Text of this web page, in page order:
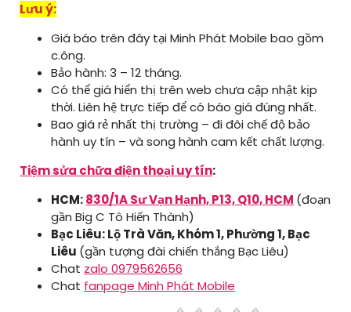
Lưu ý:
Giá báo trên đây tại Minh Phát Mobile bao gồm
c.ông.
Bảo hành: 3 – 12 tháng.
Có thể giá hiển thị trên web chưa cập nhật kịp
thời. Liên hệ trực tiếp để có báo giá đúng nhất.
Bao giá rẻ nhất thị trường – đi đôi chế độ bảo
hành uy tín – và song hành cam kết chất lượng.
Tiệm sửa chữa điện thoại uy tín:
HCM:830/1A Sư Vạn Hạnh, P13, Q10, HCM (đoạn
gần Big C Tô Hiến Thành)
Bạc Liêu: Lộ Trà Văn, Khóm 1, Phường 1, Bạc
Liêu (gần tượng đài chiến thắng Bạc Liêu)
Chat zalo 0979562656
Chat fanpage Minh Phát Mobile